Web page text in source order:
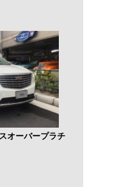
オーバープラチ